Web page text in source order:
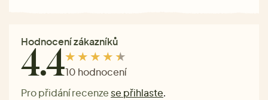
Hodnocení zákazníků
4.410 hodnocení
Pro přidání recenze se přihlaste.